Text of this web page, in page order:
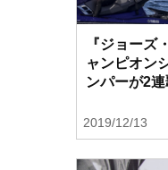
『ジョーズ
ャンピオン
ンパーが2
2019/12/13